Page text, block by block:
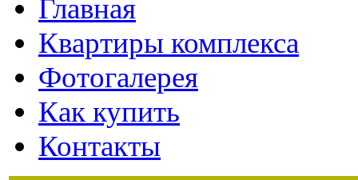
Главная
Квартиры комплекса
Фотогалерея
Как купить
Контакты